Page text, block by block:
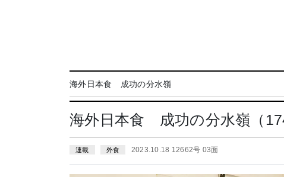
海外日本食 成功の分水嶺
海外日本食 成功の分水嶺（
連載 外食 2023.10.18 12662号 03面